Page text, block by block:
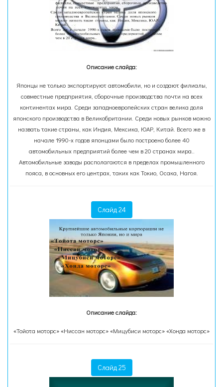
Описание слайда:
Японцы не только экспортируют автомобили, но и создают филиалы,
совместные предприятия, сборочные производства почти на всех
континентах мира. Среди западноевропейских стран велика доля
японского производства в Великобритании. Среди новых рынков можно
назвать такие страны, как Индия, Мексика, ЮАР, Китай. Всего же в
начале 1990-х годов японцами было построено более 40
автомобильных предприятий более чем в 20 странах мира..
Автомобильные заводы располагаются в пределах промышленного
пояса, в основных его центрах, таких как Токио, Осака, Нагоя.
Слайд 24
Описание слайда:
«Тойота моторс» «Ниссан моторс» «Мицубиси моторс» «Хонда моторс»
Слайд 25